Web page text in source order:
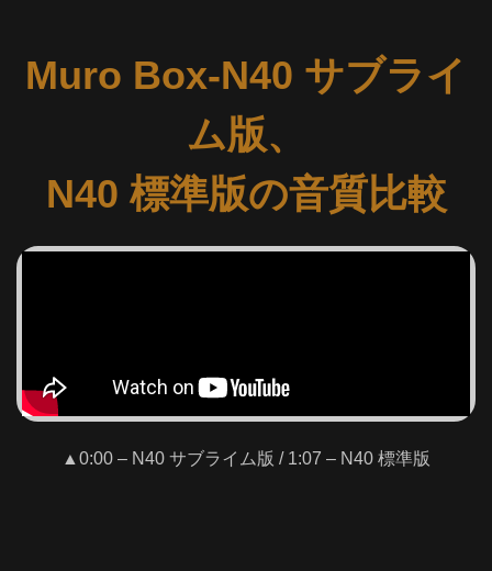
Muro Box-N40 サブライ
ム版、
N40 標準版の音質比較
▲0:00 – N40 サブライム版 / 1:07 – N40 標準版